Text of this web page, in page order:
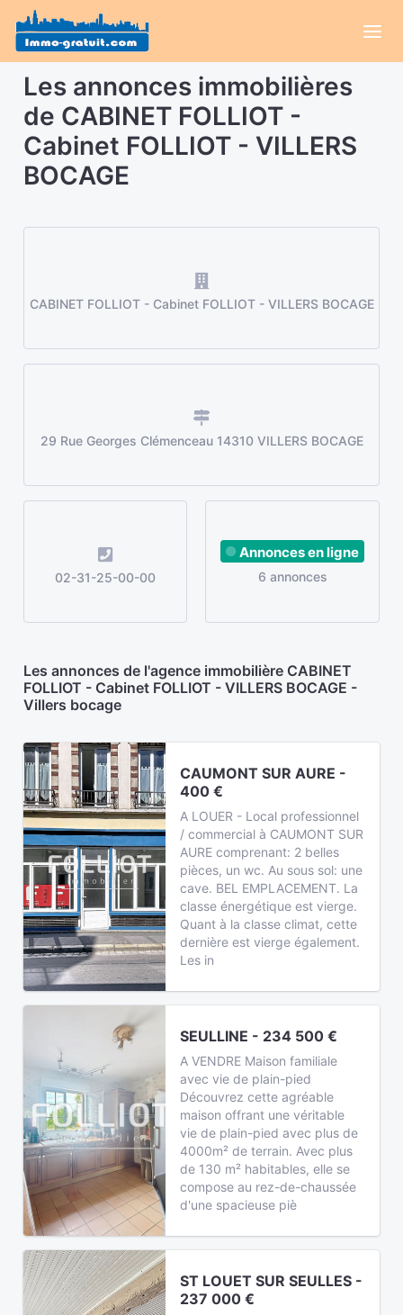
Les annonces immobilières
de CABINET FOLLIOT -
Cabinet FOLLIOT - VILLERS
BOCAGE
CABINET FOLLIOT - Cabinet FOLLIOT - VILLERS BOCAGE
29 Rue Georges Clémenceau 14310 VILLERS BOCAGE
02-31-25-00-00
Annonces en ligne
6 annonces
Les annonces de l'agence immobilière CABINET
FOLLIOT - Cabinet FOLLIOT - VILLERS BOCAGE -
Villers bocage
CAUMONT SUR AURE -
400 €
A LOUER - Local professionnel
/ commercial à CAUMONT SUR
AURE comprenant: 2 belles
pièces, un wc. Au sous sol: une
cave. BEL EMPLACEMENT. La
classe énergétique est vierge.
Quant à la classe climat, cette
dernière est vierge également.
Les in
SEULLINE - 234 500 €
A VENDRE Maison familiale
avec vie de plain-pied
Découvrez cette agréable
maison offrant une véritable
vie de plain-pied avec plus de
4000m² de terrain. Avec plus
de 130 m² habitables, elle se
compose au rez-de-chaussée
d'une spacieuse piè
ST LOUET SUR SEULLES -
237 000 €